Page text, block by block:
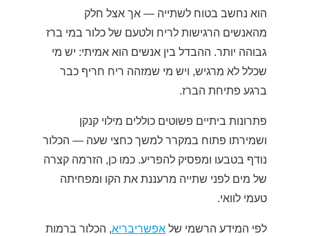
הוא נחשב בטוח לשתייה — אך אצל חלק
מהאנשים הרגישות לריח ולטעם של כלור במי ברז
גבוהה יותר. ההבדל בין אנשים הוא אמיתי: יש מי
שכלל לא מרגיש, ויש מי שמזהה ריח חריף כבר
ברגע פתיחת הברז.
פתרונות ביתיים פשוטים כוללים מילוי קנקן
ושמירתו פתוח במקרר למשך כחצי שעה — הכלור
נודף בטבעו ומפסיק להפריע. כמו כן, הזרמה קצרה
של מים לפני שתייה מרעננת את הקו ומפחיתה
טעמי לוואי.
לפי המידע הרשמי של אפשריבריא, הכלור ברמות